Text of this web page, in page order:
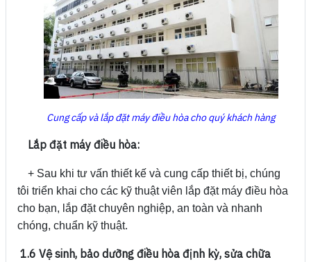
Cung cấp và lắp đặt máy điều hòa cho quý khách hàng
Lắp đặt máy điều hòa:
+ Sau khi tư vấn thiết kế và cung cấp thiết bị, chúng
tôi triển khai cho các kỹ thuật viên lắp đặt máy điều hòa
cho bạn, lắp đặt chuyên nghiệp, an toàn và nhanh
chóng, chuẩn kỹ thuật.
1.6 Vệ sinh, bảo dưỡng điều hòa định kỳ, sửa chữa